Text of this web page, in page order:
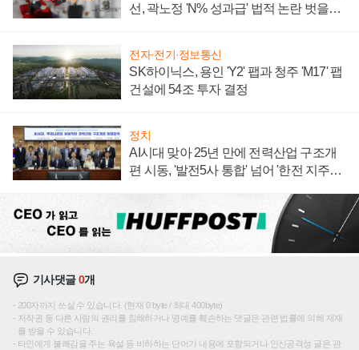
선, 곽노정 'N% 성과급' 법적 논란 벗을지
전자·전기·정보통신
SK하이닉스, 용인 'Y2' 팹과 청주 'M17' 팹
건설에 54조 투자 결정
정치
AI시대 맞아 25년 만에 전력산업 구조개
편 시동, '발전5사 통합' 넘어 '한전 지주사'
기사댓글0개
200자까지 쓰실 수 있습니다. (현재 0 byte / 최대 400byte)
저작권 등 다른 사람의 권리를 침해하거나 명예를 훼손하는 댓글은 관련 법률에 의해 제재
를 받을 수 있습니다.
타인에게 불쾌감을 주는 욕설 등 비하하는 단어가 내용에 포함되거나 인신공격성 글은 관